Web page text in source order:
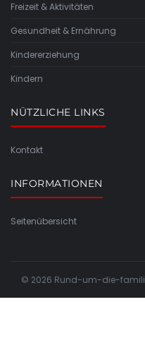
Freizeit & Aktivitäten
Gesundheit & Ernährung
Kindererziehung
Kindern
NÜTZLICHE LINKS
Kontakt
INFORMATIONEN
Seitenübersicht
© 2026 Rund-um-die-